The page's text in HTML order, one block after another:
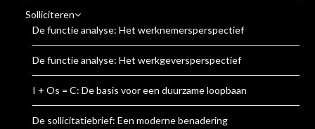
Solliciteren
De functie analyse: Het werknemersperspectief
De functie analyse: Het werkgeversperspectief
I + Os = C: De basis voor een duurzame loopbaan
De sollicitatiebrief: Een moderne benadering